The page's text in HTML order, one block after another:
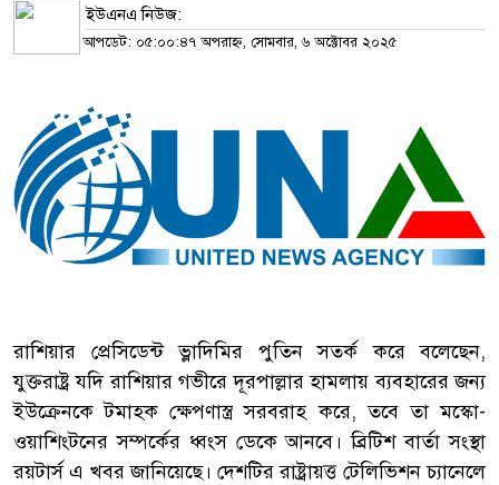
ইউএনএ নিউজ:
আপডেট: ০৫:০০:৪৭ অপরাহ্ন, সোমবার, ৬ অক্টোবর ২০২৫
রাশিয়ার প্রেসিডেন্ট ভ্লাদিমির পুতিন সতর্ক করে বলেছেন,
যুক্তরাষ্ট্র যদি রাশিয়ার গভীরে দূরপাল্লার হামলায় ব্যবহারের জন্য
ইউক্রেনকে টমাহক ক্ষেপণাস্ত্র সরবরাহ করে, তবে তা মস্কো-
ওয়াশিংটনের সম্পর্কের ধ্বংস ডেকে আনবে। ব্রিটিশ বার্তা সংস্থা
রয়টার্স এ খবর জানিয়েছে। দেশটির রাষ্ট্রায়ত্ত টেলিভিশন চ্যানেলে